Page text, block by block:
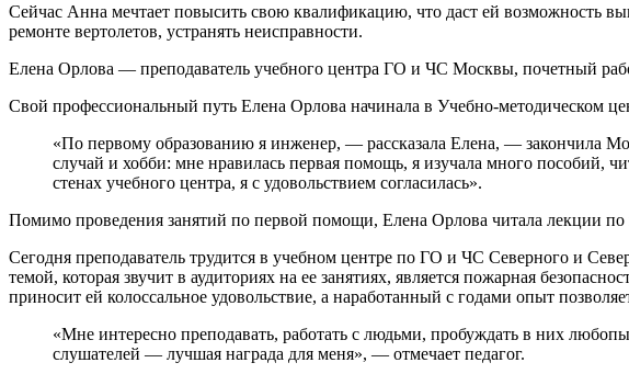
Сейчас Анна мечтает повысить свою квалификацию, что даст ей возможность
ремонте вертолетов, устранять неисправности.
Елена Орлова — преподаватель учебного центра ГО и ЧС Москвы, почетный
Свой профессиональный путь Елена Орлова начинала в Учебно-методическом
«По первому образованию я инженер, — рассказала Елена, — закончила
случай и хобби: мне нравилась первая помощь, я изучала много пособий,
стенах учебного центра, я с удовольствием согласилась».
Помимо проведения занятий по первой помощи, Елена Орлова читала лекции
Сегодня преподаватель трудится в учебном центре по ГО и ЧС Северного и
темой, которая звучит в аудиториях на ее занятиях, является пожарная
приносит ей колоссальное удовольствие, а наработанный с годами опыт
«Мне интересно преподавать, работать с людьми, пробуждать в них
слушателей — лучшая награда для меня», — отмечает педагог.